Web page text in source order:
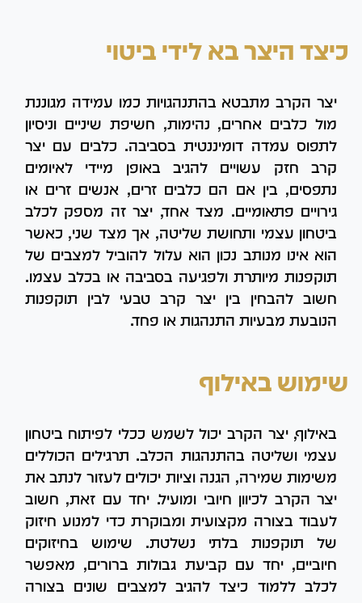
כיצד היצר בא לידי ביטוי
יצר הקרב מתבטא בהתנהגויות כמו עמידה מגוננת
מול כלבים אחרים, נהימות, חשיפת שיניים וניסיון
לתפוס עמדה דומיננטית בסביבה. כלבים עם יצר
קרב חזק עשויים להגיב באופן מיידי לאיומים
נתפסים, בין אם הם כלבים זרים, אנשים זרים או
גירויים פתאומיים. מצד אחד, יצר זה מספק לכלב
ביטחון עצמי ותחושת שליטה, אך מצד שני, כאשר
הוא אינו מנותב נכון הוא עלול להוביל למצבים של
תוקפנות מיותרת ולפגיעה בסביבה או בכלב עצמו.
חשוב להבחין בין יצר קרב טבעי לבין תוקפנות
הנובעת מבעיות התנהגות או פחד.
שימוש באילוף
באילוף, יצר הקרב יכול לשמש ככלי לפיתוח ביטחון
עצמי ושליטה בהתנהגות הכלב. תרגילים הכוללים
משימות שמירה, הגנה וציות יכולים לעזור לנתב את
יצר הקרב לכיוון חיובי ומועיל. יחד עם זאת, חשוב
לעבוד בצורה מקצועית ומבוקרת כדי למנוע חיזוק
של תוקפנות בלתי נשלטת. שימוש בחיזוקים
חיוביים, יחד עם קביעת גבולות ברורים, מאפשר
לכלב ללמוד כיצד להגיב למצבים שונים בצורה